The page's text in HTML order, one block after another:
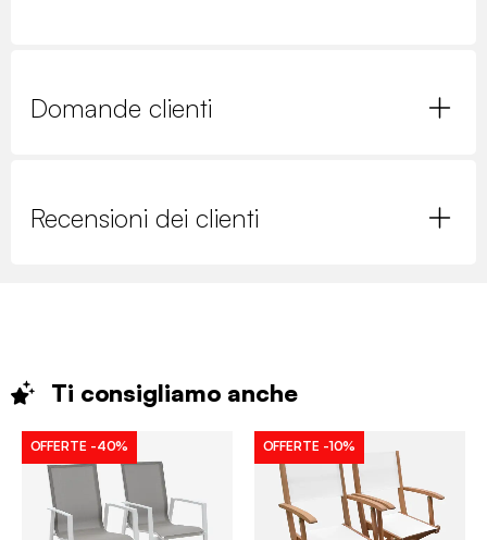
Domande clienti
Recensioni dei clienti
Ti consigliamo anche
OFFERTE -40% OFFERTE -10%